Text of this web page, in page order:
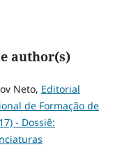
author(s)
Neto, Editorial
de Formação de
- Dossiê: